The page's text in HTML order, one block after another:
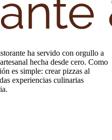
ha servido con orgullo a
hecha desde cero. Como
es simple: crear pizzas al
experiencias culinarias